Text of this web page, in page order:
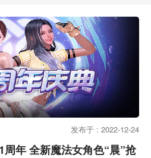
发布于 : 2022-12-24
周年 全新魔法女角色“晨”抢